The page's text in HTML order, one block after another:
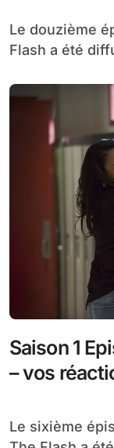
Le douzième épisode de la saison 1 de The
Flash a été
Saison 1
– vos
Le sixième épisode de la première saison de